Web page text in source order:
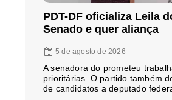
PDT-DF oficializa Leila
Senado e quer aliança
5 de agosto de 2026
A senadora do prometeu
prioritárias. O partido também
de candidatos a deputado